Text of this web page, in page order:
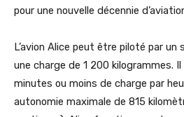
pour une nouvelle décennie
L’avion Alice peut être piloté par
une charge de 1 200 kilogrammes.
minutes ou moins de charge par
autonomie maximale de 815